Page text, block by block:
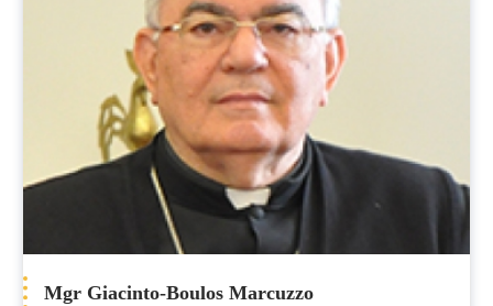
Mgr Giacinto-Boulos Marcuzzo